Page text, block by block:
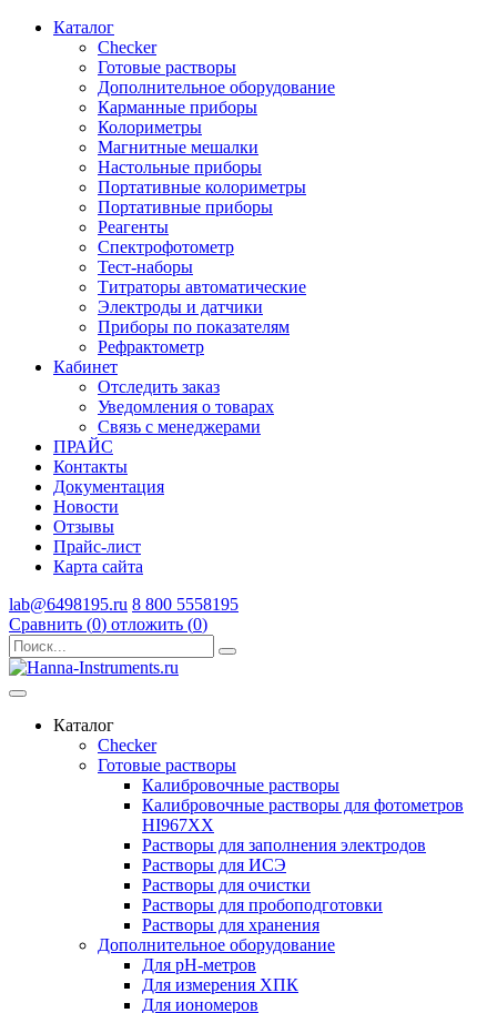
Каталог
Checker
Готовые растворы
Дополнительное оборудование
Карманные приборы
Колориметры
Магнитные мешалки
Настольные приборы
Портативные колориметры
Портативные приборы
Реагенты
Спектрофотометр
Тест-наборы
Титраторы автоматические
Электроды и датчики
Приборы по показателям
Рефрактометр
Кабинет
Отследить заказ
Уведомления о товарах
Связь с менеджерами
ПРАЙС
Контакты
Документация
Новости
Отзывы
Прайс-лист
Карта сайта
lab@6498195.ru 8 800 5558195
Сравнить (0) отложить (0)
Каталог
Checker
Готовые растворы
Калибровочные растворы
Калибровочные растворы для фотометров
HI967ХХ
Растворы для заполнения электродов
Растворы для ИСЭ
Растворы для очистки
Растворы для пробоподготовки
Растворы для хранения
Дополнительное оборудование
Для pH-метров
Для измерения ХПК
Для иономеров